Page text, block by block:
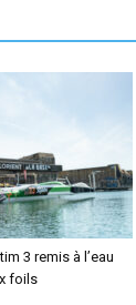
3 remis à l’eau
foils